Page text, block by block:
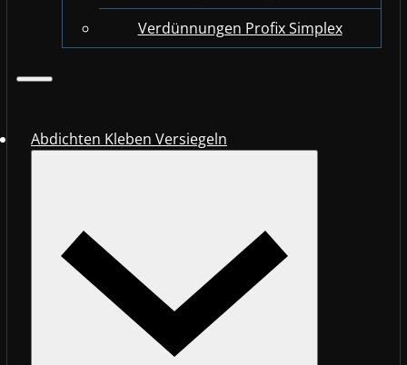
Verdünnungen Profix Simplex
Abdichten Kleben Versiegeln